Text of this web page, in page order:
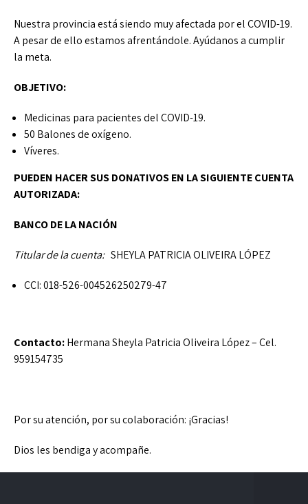
Nuestra provincia está siendo muy afectada por el COVID-19.
A pesar de ello estamos afrentándole. Ayúdanos a cumplir
la meta.
OBJETIVO:
Medicinas para pacientes del COVID-19.
50 Balones de oxígeno.
Víveres.
PUEDEN HACER SUS DONATIVOS EN LA SIGUIENTE CUENTA
AUTORIZADA:
BANCO DE LA NACIÓN
Titular de la cuenta:SHEYLA PATRICIA OLIVEIRA LÓPEZ
CCI: 018-526-004526250279-47
Contacto:Hermana Sheyla Patricia Oliveira López – Cel.
959154735
Por su atención, por su colaboración: ¡Gracias!
Dios les bendiga y acompañe.